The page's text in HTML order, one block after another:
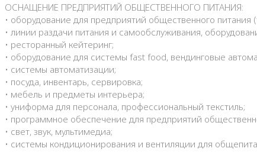
ОСНАЩЕНИЕ ПРЕДПРИЯТИЙ ОБЩЕСТВЕННОГО ПИТАНИЯ:
• оборудование для предприятий общественного
• линии раздачи питания и самообслуживания,
• ресторанный кейтеринг;
• оборудование для системы fast food, вендинговые
• системы автоматизации;
• посуда, инвентарь, сервировка;
• мебель и предметы интерьера;
• униформа для персонала, профессиональный текстиль;
• программное обеспечение для предприятий
• свет, звук, мультимедиа;
• системы кондиционирования и вентиляции для общепита